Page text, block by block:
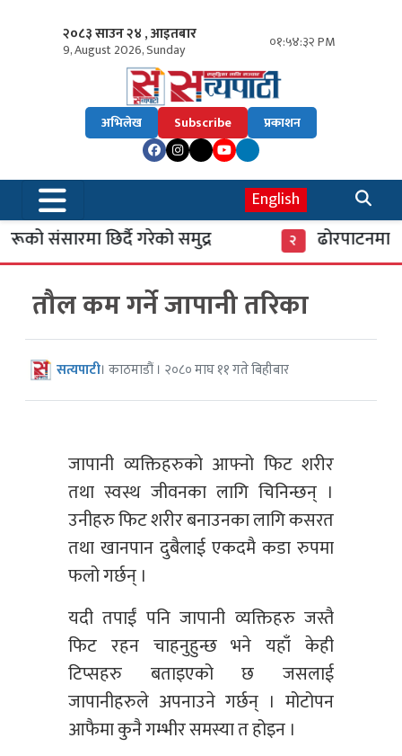
२०८३ साउन २४ , आइतबार
9, August 2026, Sunday ०१:५४:३३ PM
अभिलेख Subscribe प्रकाशन
English
संसारमा छिर्दै गरेको समुद्र ढोरपाटनमा
तौल कम गर्ने जापानी तरिका
सत्यपाटी। काठमाडौं । २०८० माघ ११ गते बिहीबार
जापानी व्यक्तिहरुको आफ्नो फिट शरीर
तथा स्वस्थ जीवनका लागि चिनिन्छन् ।
उनीहरु फिट शरीर बनाउनका लागि कसरत
तथा खानपान दुबैलाई एकदमै कडा रुपमा
फलो गर्छन् ।
यदी तपाईं पनि जापानी व्यक्तिहरु जस्तै
फिट रहन चाहनुहुन्छ भने यहाँ केही
टिप्सहरु बताइएको छ जसलाई
जापानीहरुले अपनाउने गर्छन् । मोटोपन
आफैमा कुनै गम्भीर समस्या त होइन ।